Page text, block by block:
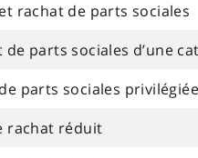
rachat de parts sociales
de parts sociales d’une
parts sociales
rachat réduit